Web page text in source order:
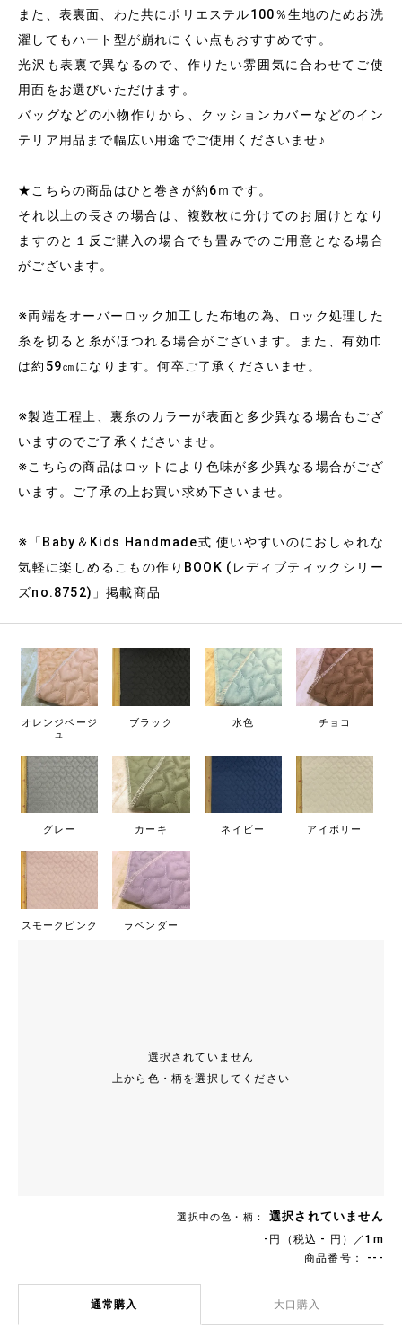
また、表裏面、わた共にポリエステル100％生地のためお洗
濯してもハート型が崩れにくい点もおすすめです。
光沢も表裏で異なるので、作りたい雰囲気に合わせてご使
用面をお選びいただけます。
バッグなどの小物作りから、クッションカバーなどのイン
テリア用品まで幅広い用途でご使用くださいませ♪
★こちらの商品はひと巻きが約6ｍです。
それ以上の長さの場合は、複数枚に分けてのお届けとなり
ますのと１反ご購入の場合でも畳みでのご用意となる場合
がございます。
※両端をオーバーロック加工した布地の為、ロック処理した
糸を切ると糸がほつれる場合がございます。また、有効巾
は約59㎝になります。何卒ご了承くださいませ。
※製造工程上、裏糸のカラーが表面と多少異なる場合もござ
いますのでご了承くださいませ。
※こちらの商品はロットにより色味が多少異なる場合がござ
います。ご了承の上お買い求め下さいませ。
※「Baby＆Kids Handmade式 使いやすいのにおしゃれな
気軽に楽しめるこもの作りBOOK (レディブティックシリー
ズno.8752)」掲載商品
オレンジベージ
ュ
ブラック 水色 チョコ
グレー カーキ ネイビー アイボリー
スモークピンク ラベンダー
選択されていません
上から色・柄を選択してください
選択中の色・柄： 選択されていません
-円（税込 - 円）／1m
商品番号： ---
通常購入 大口購入